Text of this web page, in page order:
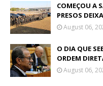
COMEÇOU A
PRESOS
August 06,
O DIA QUE
ORDEM
August 06,